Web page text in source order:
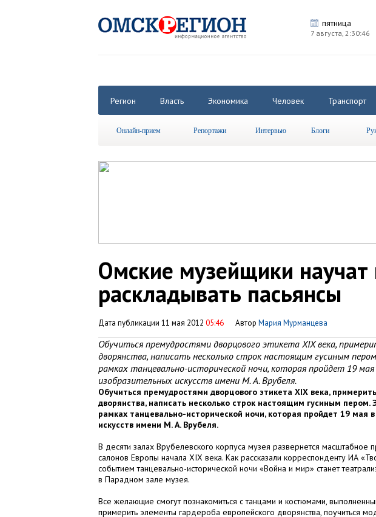
пятница
7 августа, 2:30:46
Регион Власть Экономика Человек Транспорт
Онлайн-прием Репортажи Интервью Блоги
Омские музейщики научат
раскладывать пасьянсы
Дата публикации 11 мая 2012 05:46 Автор Мария Мурманцева
Обучиться премудростями дворцового этикета XIX века,
дворянства, написать несколько строк настоящим гусиным
рамках танцевально-исторической ночи, которая пройдет 19
изобразительных искусств имени М. А. Врубеля.
Обучиться премудростями дворцового этикета XIX века,
дворянства, написать несколько строк настоящим гусиным
рамках танцевально-исторической ночи, которая пройдет 19
искусств имени М. А. Врубеля.
В десяти залах Врубелевского корпуса музея развернется масштабное
салонов Европы начала XIX века. Как рассказали корреспонденту ИА
событием танцевально-исторической ночи «Война и мир» станет
в Парадном зале музея.
Все желающие смогут познакомиться с танцами и костюмами,
примерить элементы гардероба европейского дворянства, поучиться